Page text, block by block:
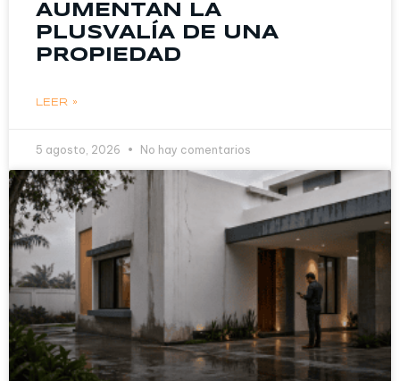
AUMENTAN LA
PLUSVALÍA DE UNA
PROPIEDAD
LEER »
5 agosto, 2026 No hay comentarios